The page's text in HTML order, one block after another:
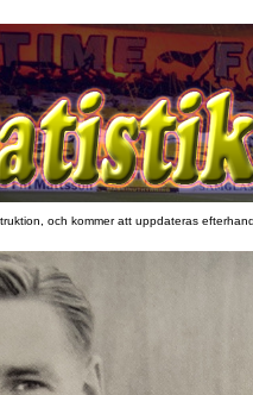
och kommer att uppdateras